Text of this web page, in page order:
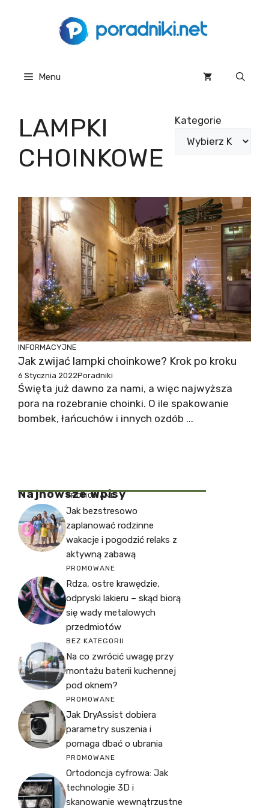
Menu
LAMPKI
CHOINKOWE
Kategorie
INFORMACYJNE
Jak zwijać lampki choinkowe? Krok po kroku
6 Stycznia 2022Poradniki
Święta już dawno za nami, a więc najwyższa
pora na rozebranie choinki. O ile spakowanie
bombek, łańcuchów i innych ozdób ...
Najnowsze Wpisy
PROMOWANE
Jak bezstresowo
zaplanować rodzinne
wakacje i pogodzić relaks z
aktywną zabawą
PROMOWANE
Rdza, ostre krawędzie,
odpryski lakieru – skąd biorą
się wady metalowych
przedmiotów
BEZ KATEGORII
Na co zwrócić uwagę przy
montażu baterii kuchennej
pod oknem?
PROMOWANE
Jak DryAssist dobiera
parametry suszenia i
pomaga dbać o ubrania
PROMOWANE
Ortodoncja cyfrowa: Jak
technologie 3D i
skanowanie wewnątrzustne